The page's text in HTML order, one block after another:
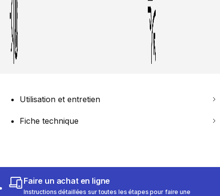
Utilisation et entretien
Fiche technique
Faire un achat en ligne
Instructions détaillées sur toutes les étapes pour faire une